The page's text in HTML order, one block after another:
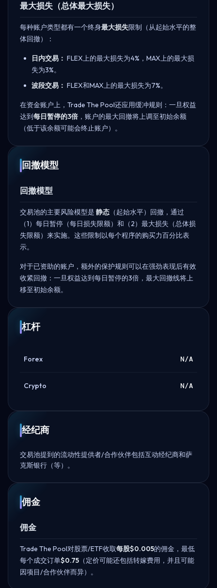
最大损失（总体最大损失）
每种账户类型都有一个终身最大损失限制（从起始水平的整
体回撤）：
日内交易： FLEX上的最大损失为4%，MAX上的最大损
失为3%。
波段交易： FLEX和MAX上的最大损失为7%。
在资金账户上，Trade The Pool还应用缓冲规则：一旦权益
达到每日暂停的3倍，账户的最大回撤将上调至初始余额
（低于该余额可能会终止账户）。
回撤模型
回撤模型
交易池的主要风险模型是 静态 （起始水平）回撤，通过
（1）每日暂停（每日损失限额）和（2）最大损失（总体损
失限额）来实施。这些限制以每个程序的购买力百分比表
示。
对于已资助的账户，额外的保护规则可以在强劲表现后有效
收紧回撤：一旦权益达到每日暂停的3倍，最大回撤线将上
移至初始余额。
杠杆
Forex N/A
Crypto N/A
经纪商
交易池提到的流动性提供者/合作伙伴包括互动经纪商和萨
克斯银行（等）。
佣金
佣金
Trade The Pool对股票/ETF收取每股$0.005的佣金，最低
每个成交订单$0.75 （定价可能还包括转嫁费用，并且可能
因项目/合作伙伴而异）。